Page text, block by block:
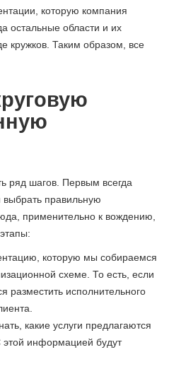
которую компания
остальные области и их
кружков. Таким образом, все
ряд шагов. Первым всегда
выбрать правильную
применительно к вождению,
которую мы собираемся
схеме. То есть, если
разместить исполнительного
какие услуги предлагаются
этой информацией будут